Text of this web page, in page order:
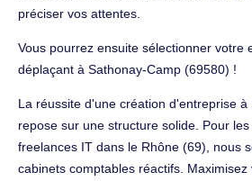
préciser vos attentes.
Vous pourrez ensuite sélectionner votre
déplaçant à Sathonay-Camp (69580) !
La réussite d'une création d'entreprise à
repose sur une structure solide. Pour
freelances IT dans le Rhône (69), nous
cabinets comptables réactifs.